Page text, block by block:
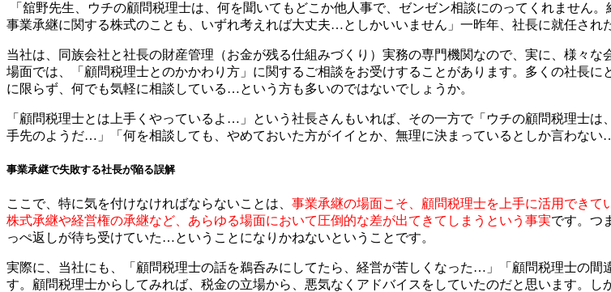
「舘野先生、ウチの顧問税理士は、何を聞いてもどこか他人事で、ゼンゼン相談にのってくれません
事業承継に関する株式のことも、いずれ考えれば大丈夫…としかいいません」一昨年、社長に就任され
当社は、同族会社と社長の財産管理（お金が残る仕組みづくり）実務の専門機関なので、実に、様々
場面では、「顧問税理士とのかかわり方」に関するご相談をお受けすることがあります。多くの社長
に限らず、何でも気軽に相談している…という方も多いのではないでしょうか。
「顧問税理士とは上手くやっているよ…」という社長さんもいれば、その一方で「ウチの顧問税理士
手先のようだ…」「何を相談しても、やめておいた方がイイとか、無理に決まっているとしか言わない
事業承継で失敗する社長が陥る誤解
ここで、特に気を付けなければならないことは、 事業承継の場面こそ、顧問税理士を上手に活用できて
株式承継や経営権の承継など、あらゆる場面において圧倒的な差が出てきてしまうという事実です。つ
っぺ返しが待ち受けていた…ということになりかねないということです。
実際に、当社にも、「顧問税理士の話を鵜呑みにしてたら、経営が苦しくなった…」「顧問税理士の
す。顧問税理士からしてみれば、税金の立場から、悪気なくアドバイスをしていたのだと思います。